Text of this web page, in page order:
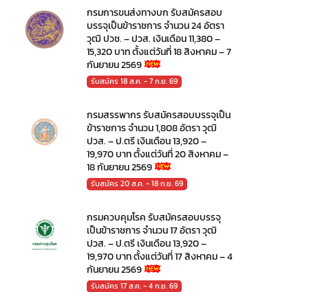
กรมการขนส่งทางบก รับสมัครสอบ
บรรจุเป็นข้าราชการ จำนวน 24 อัตรา
วุฒิ ปวช. – ปวส. เงินเดือน 11,380 –
15,320 บาท ตั้งแต่วันที่ 18 สิงหาคม – 7
กันยายน 2569
รับสมัคร 18 ส.ค. - 7 ก.ย. 69
กรมสรรพากร รับสมัครสอบบรรจุเป็น
ข้าราชการ จำนวน 1,808 อัตรา วุฒิ
ปวส. – ป.ตรี เงินเดือน 13,920 –
19,970 บาท ตั้งแต่วันที่ 20 สิงหาคม –
18 กันยายน 2569
รับสมัคร 20 ส.ค. - 18 ก.ย. 69
กรมควบคุมโรค รับสมัครสอบบรรจุ
เป็นข้าราชการ จำนวน 17 อัตรา วุฒิ
ปวส. – ป.ตรี เงินเดือน 13,920 –
19,970 บาท ตั้งแต่วันที่ 17 สิงหาคม – 4
กันยายน 2569
รับสมัคร 17 ส.ค. - 4 ก.ย. 69